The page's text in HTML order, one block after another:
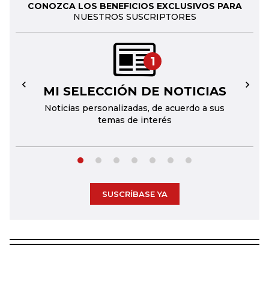
CONOZCA LOS BENEFICIOS EXCLUSIVOS PARA
NUESTROS SUSCRIPTORES
1
MI SELECCIÓN DE NOTICIAS
Noticias personalizadas, de acuerdo a sus
temas de interés
← →
SUSCRÍBASE YA